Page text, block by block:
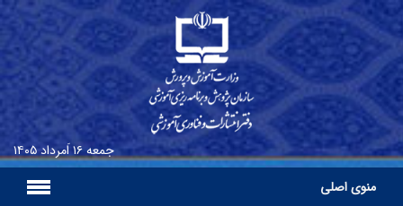
جمعه۱۶ اَمرداد ۱۴۰۵
منوی اصلی